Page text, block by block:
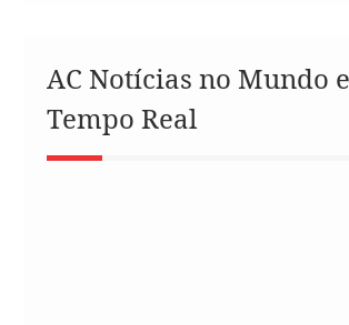
AC Notícias no Mundo
Tempo Real